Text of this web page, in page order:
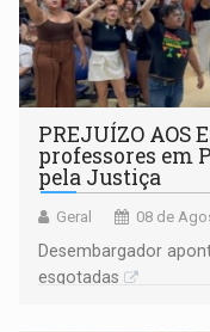
PREJUÍZO AOS
professores em
pela Justiça
Geral 08 de
Desembargador
esgotadas